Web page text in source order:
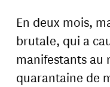
En deux mois,
brutale, qui a
manifestants
quarantaine de